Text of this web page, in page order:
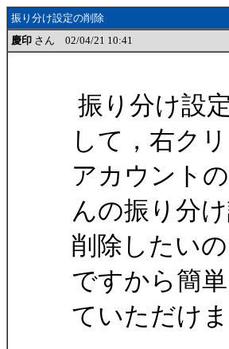
振り分け設定の削除
慶印 さん 02/04/21 10:41
振り分け設
して，右ク
アカウント
んの振り分
削除したい
ですから簡
ていただけ